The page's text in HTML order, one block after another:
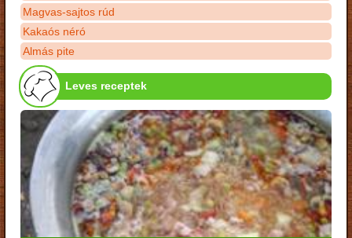
Magvas-sajtos rúd
Kakaós néró
Almás pite
Leves receptek